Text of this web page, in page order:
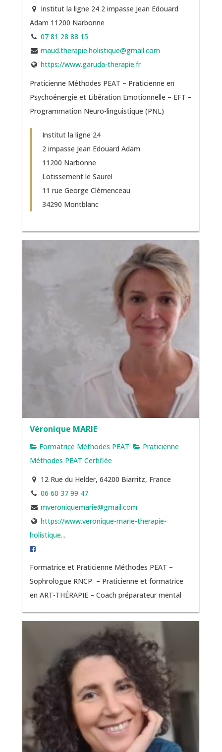
Institut la ligne 24 2 impasse Jean Edouard
Adam 11200 Narbonne
07 81 28 88 15
maud.therapie.holistique@gmail.com
https://www.garuda-therapie.fr
Praticienne Méthodes PEAT – Praticienne en
Psychoénergie et Libération Emotionnelle – EFT –
Programmation Neuro-linguistique (PNL)
Institut la ligne 24
2 impasse Jean Edouard Adam
11200 Narbonne
Lotissement le Saurel
11 rue George Clémenceau
34290 Montblanc
Véronique MARIE
Formatrice Méthodes PEAT
Praticienne
Méthodes PEAT Certifiée
12 Rue du Helder, 64200 Biarritz, France
06 60 37 99 47
mveroniquemarie@gmail.com
https://www.veronique-marie-therapie-
holistique...
Formatrice et Praticienne Méthodes PEAT –
Sophrologue RNCP – Praticienne et formatrice
en ART-THÉRAPIE – Coach préparateur mental